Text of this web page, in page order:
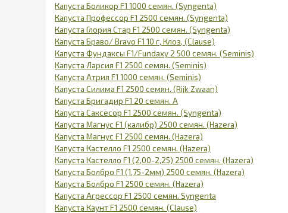
Капуста Боликор F1 1000 семян. (Syngenta)
Капуста Профессор F1 2500 семян. (Syngenta)
Капуста Глория Стар F1 2500 семян. (Syngenta)
Капуста Браво/ Bravo F1 10 г, Клоз, (Clause)
Капуста Фундаксы F1/Fundaxy 2 500 семян. (Seminis)
Капуста Ларсия F1 2500 семян. (Seminis)
Капуста Атрия F1 1000 семян. (Seminis)
Капуста Силима F1 2500 семян. (Rijk Zwaan)
Капуста Бригадир F1 20 семян. А
Капуста Саксесор F1 2500 семян. (Syngenta)
Капуста Магнус F1 (калибр) 2500 семян. (Hazera)
Капуста Магнус F1 2500 семян. (Hazera)
Капуста Кастелло F1 2500 семян. (Hazera)
Капуста Кастелло F1 (2,00-2,25) 2500 семян. (Hazera)
Капуста Болбро F1 (1,75-2мм) 2500 семян. (Hazera)
Капуста Болбро F1 2500 семян. (Hazera)
Капуста Агрессор F1 2500 семян. Syngenta
Капуста Каунт F1 2500 семян. (Clause)